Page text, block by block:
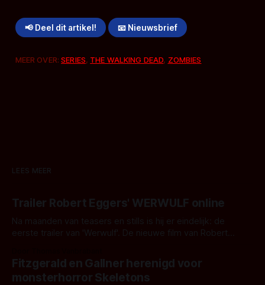
📢 Deel dit artikel! 📧 Nieuwsbrief
MEER OVER:SERIES, THE WALKING DEAD, ZOMBIES
LEES MEER
Trailer Robert Eggers' WERWULF online
Na maanden van teasers en stills is hij er eindelijk: de
eerste trailer van 'Werwulf'. De nieuwe film van Robert
kille stijl vol folklore en mythe. Het topic deze keer is (kon
het het al raden?)... de weerwolf. Kijk je mee?
Fitzgerald en Gallner herenigd voor
monsterhorror Skeletons